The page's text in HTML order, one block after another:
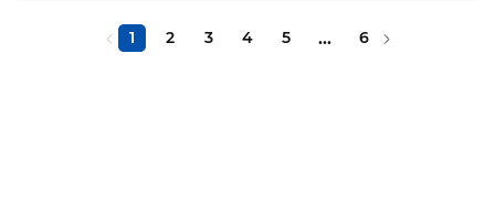
1 2 3 4 5 ... 6